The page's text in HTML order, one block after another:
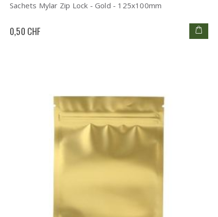
Sachets Mylar Zip Lock - Gold - 125x100mm
0,50 CHF